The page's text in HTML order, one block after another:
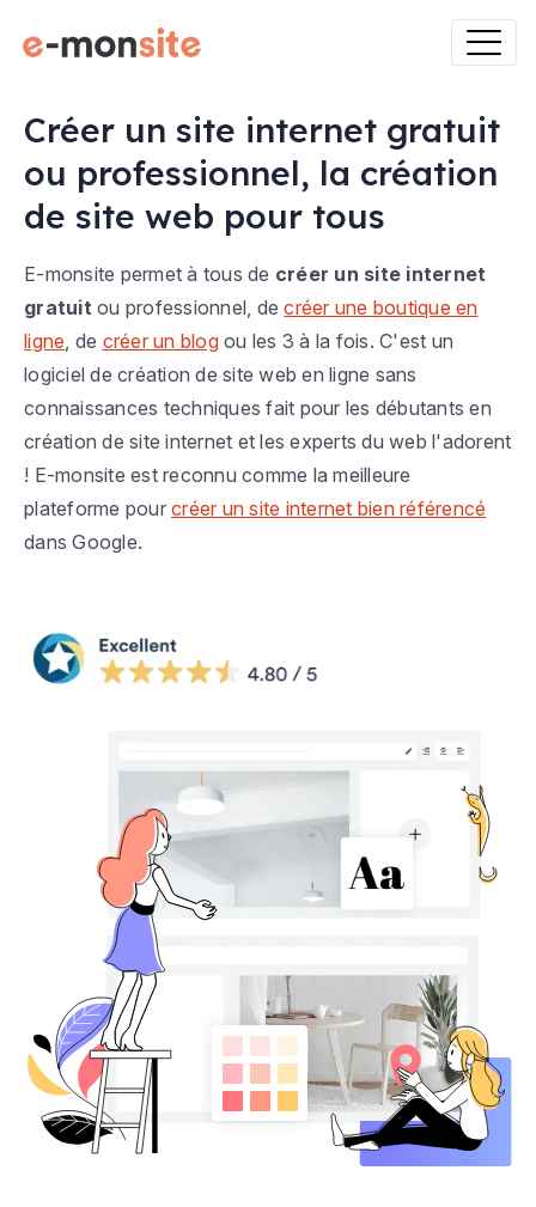
Créer un site internet gratuit
ou professionnel, la création
de site web pour tous
E-monsite permet à tous de créer un site internet
gratuit ou professionnel, decréer une boutique en
ligne , de créer un blogou les 3 à la fois. C'est un
logiciel de création de site web en ligne sans
connaissances techniques fait pour les débutants en
création de site internet et les experts du web l'adorent
! E-monsite est reconnu comme la meilleure
plateforme pour créer un site internet bien référencé
dans Google.